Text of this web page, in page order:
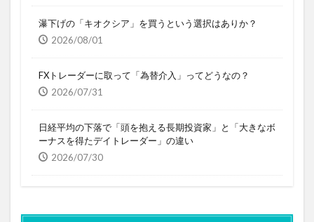
瀑下げの「キオクシア」を買うという選択はありか？
2026/08/01
FXトレーダーに取って「為替介入」ってどうなの？
2026/07/31
日経平均の下落で「頭を抱える長期投資家」と「大きなボ
ーナスを得たデイトレーダー」の違い
2026/07/30